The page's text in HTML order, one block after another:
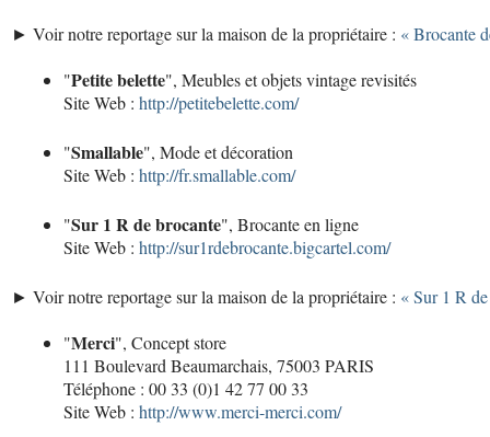
► Voir notre reportage sur la maison de la propriétaire : « Brocante
"Petite belette", Meubles et objets vintage revisités
Site Web : http://petitebelette.com/
"Smallable", Mode et décoration
Site Web : http://fr.smallable.com/
"Sur 1 R de brocante", Brocante en ligne
Site Web : http://sur1rdebrocante.bigcartel.com/
► Voir notre reportage sur la maison de la propriétaire : « Sur 1 R
"Merci", Concept store
111 Boulevard Beaumarchais, 75003 PARIS
Téléphone : 00 33 (0)1 42 77 00 33
Site Web : http://www.merci-merci.com/